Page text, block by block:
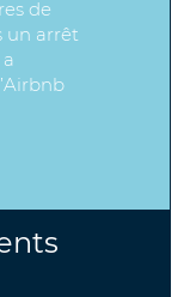
de
un arrêt